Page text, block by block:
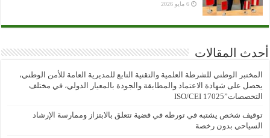
6 مايو 2026
أحدث المقالات
المختبر الوطني للشرطة العلمية والتقنية التابع للمديرية العامة للأمن الوطني،
يحصل على شهادة الاعتماد والمطابقة والجودة بالمعيار الدولي، في مختلف
التخصصات”ISO/CEI 17025
توقيف شخص يشتبه في تورطه في قضية تتعلق بالابتزاز وممارسة الإرشاد
السياحي بدون رخصة